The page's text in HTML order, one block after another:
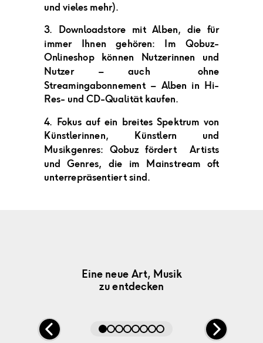
Handerlesene
Empfehlungen unserer
Musikredaktion
Der größte
Hi-Res-Katalog
gesammelt in Ihrer
persönlichen
Eine neue Art, Musik
zu entdecken
Sieaufstrebende
Talente und zeitlose
Verbinden und auf
unserem
Redaktionsteam
Albenrezensionen
und digitale
und vieles mehr).
3. Downloadstore mit Alben, die für
immer Ihnen gehören: Im Qobuz-
Onlineshop können Nutzerinnen und
Nutzer – auch ohne
Streamingabonnement – Alben in Hi-
Res- und CD-Qualität kaufen.
4. Fokus auf ein breites Spektrum von
Künstlerinnen, Künstlern und
Musikgenres: Qobuz fördert Artists
und Genres, die im Mainstream oft
unterrepräsentiert sind.